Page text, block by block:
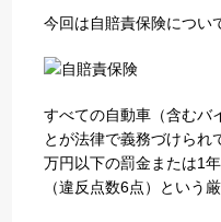
今回は自賠責保険につい
すべての自動車（含むバ
とが法律で義務づけられ
万円以下の罰金または1
（違反点数6点）という